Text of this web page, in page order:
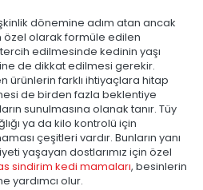
dönemine adım atan ancak
özel olarak formüle edilen
edilmesinde kedinin yaşı
de dikkat edilmesi gerekir.
ürünlerin farklı ihtiyaçlara hitap
de birden fazla beklentiye
sunulmasına olanak tanır. Tüy
ya da kilo kontrolü için
çeşitleri vardır. Bunların yanı
yaşayan dostlarımız için özel
sindirim kedi mamaları, besinlerin
yardımcı olur.